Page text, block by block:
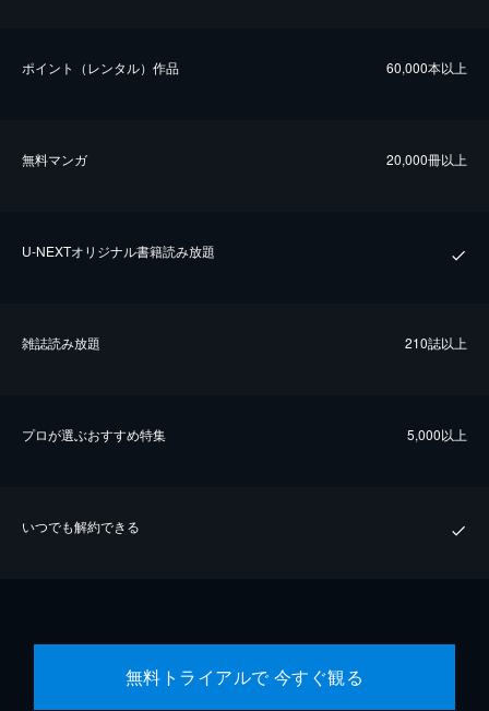
ポイント（レンタル）作品 60,000本以上
無料マンガ 20,000冊以上
U-NEXTオリジナル書籍読み放題
雑誌読み放題 210誌以上
プロが選ぶおすすめ特集 5,000以上
いつでも解約できる
無料トライアルで 今すぐ観る